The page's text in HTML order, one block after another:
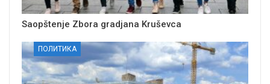
Saopštenje Zbora gradjana Kruševca
ПОЛИТИКА